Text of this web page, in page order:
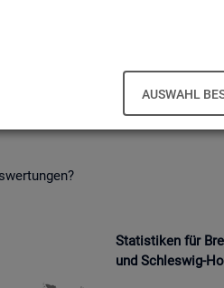
AUSWAHL
Kon­takt
die Mög­lich­keit mit uns in Kon­takt
Sta­tis­ti­ken für
und Schles­wig-